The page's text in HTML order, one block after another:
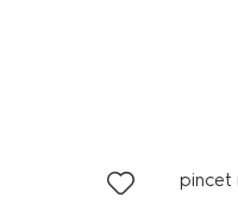
pincet